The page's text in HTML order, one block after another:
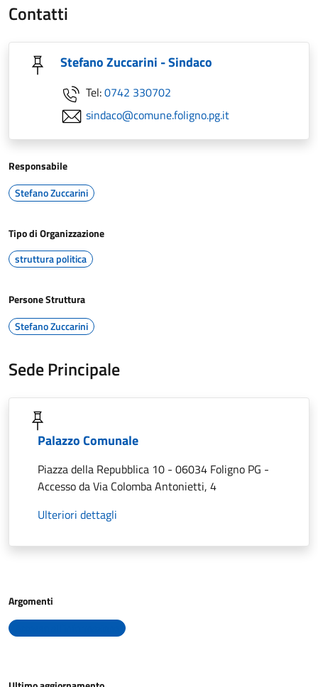
Contatti
Stefano Zuccarini - Sindaco
Tel:0742 330702
sindaco@comune.foligno.pg.it
Responsabile
Stefano Zuccarini
Tipo di Organizzazione
struttura politica
Persone Struttura
Stefano Zuccarini
Sede Principale
Palazzo Comunale
Piazza della Repubblica 10 - 06034 Foligno PG -
Accesso da Via Colomba Antonietti, 4
Ulteriori dettagli
Argomenti